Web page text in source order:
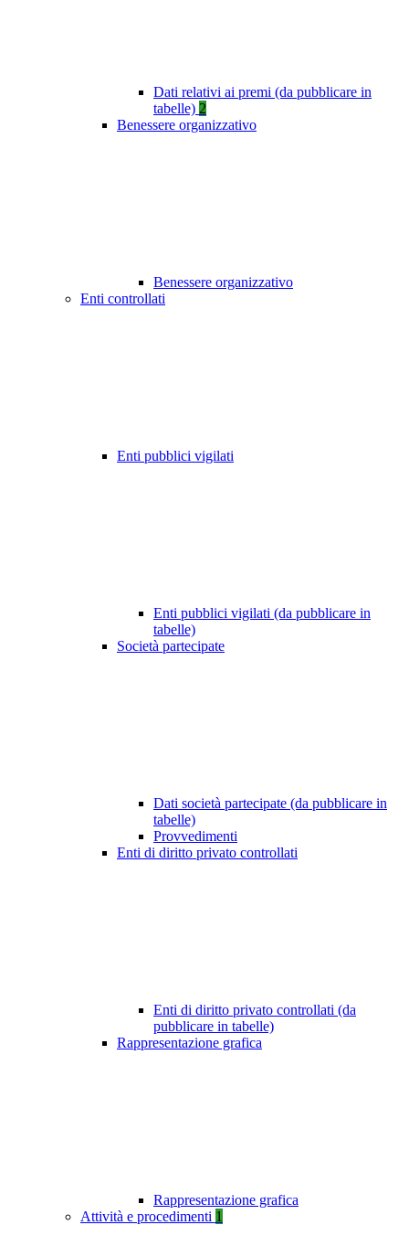
Dati relativi ai premi (da pubblicare in
tabelle) 2
Benessere organizzativo
Benessere organizzativo
Enti controllati
Enti pubblici vigilati
Enti pubblici vigilati (da pubblicare in
tabelle)
Società partecipate
Dati società partecipate (da pubblicare in
tabelle)
Provvedimenti
Enti di diritto privato controllati
Enti di diritto privato controllati (da
pubblicare in tabelle)
Rappresentazione grafica
Rappresentazione grafica
Attività e procedimenti 1